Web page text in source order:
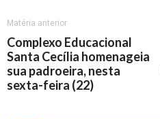
Matéria anterior
Complexo Educacional
Santa Cecília homenageia
sua padroeira, nesta
sexta-feira (22)